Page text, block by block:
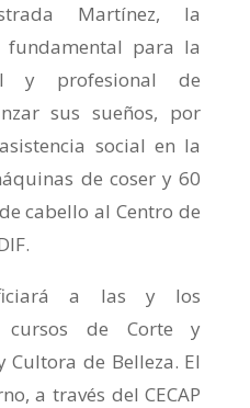
Martínez, la
para la
y profesional de
sus sueños, por
social en la
de coser y 60
cabello al Centro de
a las y los
cursos de Corte y
Cultora de Belleza. El
a través del CECAP